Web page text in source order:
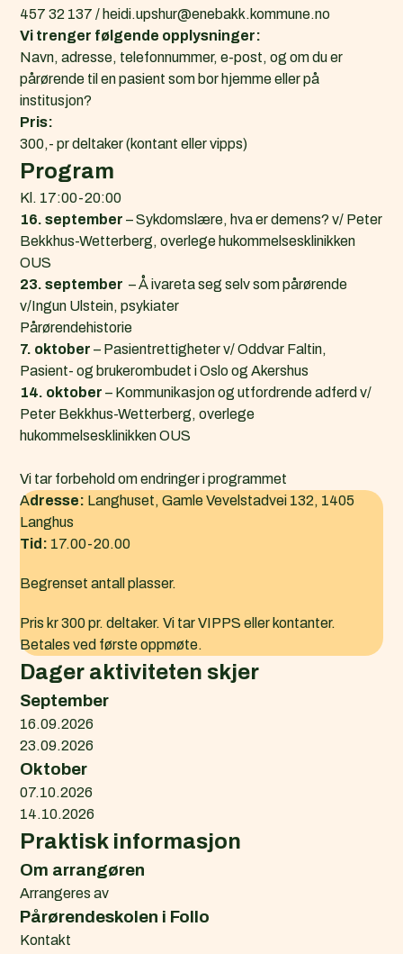
457 32 137/ heidi.upshur@enebakk.kommune.no
Vi trenger følgende opplysninger:
Navn, adresse, telefonnummer, e-post, og om du er
pårørende til en pasient som bor hjemme eller på
institusjon?
Pris:
300,- pr deltaker (kontant eller vipps)
Program
Kl. 17:00-20:00
16. september – Sykdomslære, hva er demens? v/ Peter
Bekkhus-Wetterberg, overlege hukommelsesklinikken
OUS
23. september– Å ivareta seg selv som pårørende
v/Ingun Ulstein, psykiater
Pårørendehistorie
7. oktober– Pasientrettigheter v/ Oddvar Faltin,
Pasient- og brukerombudet i Oslo og Akershus
14. oktober – Kommunikasjon og utfordrende adferd v/
Peter Bekkhus-Wetterberg, overlege
hukommelsesklinikken OUS
Vi tar forbehold om endringer i programmet
Adresse: Langhuset, Gamle Vevelstadvei 132, 1405
Langhus
Tid: 17.00-20.00
Begrenset antall plasser.
Pris kr 300 pr. deltaker. Vi tar VIPPS eller kontanter.
Betales ved første oppmøte.
Dager aktiviteten skjer
September
16.09.2026
23.09.2026
Oktober
07.10.2026
14.10.2026
Praktisk informasjon
Om arrangøren
Arrangeres av
Pårørendeskolen i Follo
Kontakt